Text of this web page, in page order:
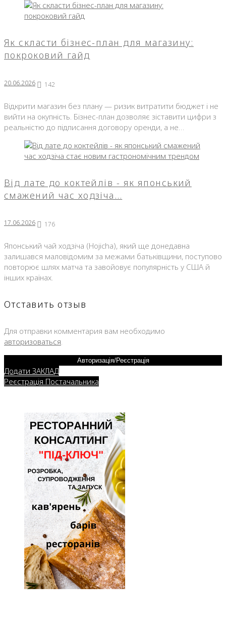
Як скласти бізнес-план для магазину:
покроковий гайд
20.06.2026 142
Відкрити магазин без плану — ризик витратити бюджет і не
вийти на окупність. Бізнес-план дозволяє зіставити цифри з
реальністю до підписання договору оренди, а не…
Від лате до коктейлів - як японський
смажений час ходзіча…
17.06.2026 176
Японський чай ходзіча (Hojicha), який ще донедавна
залишався маловідомим за межами батьківщини, поступово
повторює шлях матча та завойовує популярність у США й
інших країнах.
Отставить отзыв
Для отправки комментария вам необходимо
авторизоваться
Авторизація/Реєстрація
Додати ЗАКЛАД
Реєстрація Постачальника